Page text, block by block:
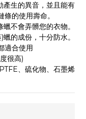
生的異音，並且能有
的使用壽命。
不會弄髒您的衣物。
的成份，十分防水。
適合使用
很高)
、硫化物、石墨烯